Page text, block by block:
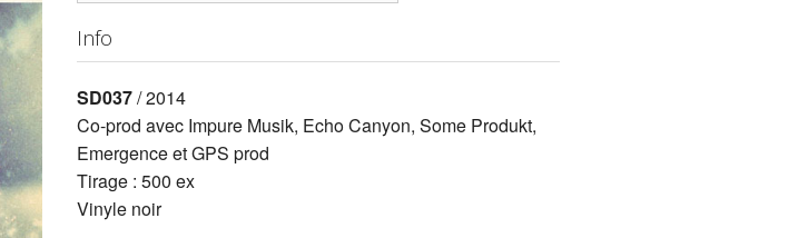
Info
SD037/ 2014
Co-prod avec Impure Musik, Echo Canyon, Some Produkt,
Emergence et GPS prod
Tirage : 500 ex
Vinyle noir